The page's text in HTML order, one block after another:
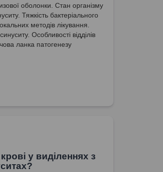
оболонки. Стан організму
Тяжкість бактеріального
методів лікування.
Особливості відділів
ланка патогенезу
у виділеннях з